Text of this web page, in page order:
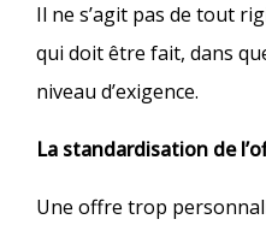
Il ne s’agit pas de tout
qui doit être fait, dans
niveau d’exigence.
La standardisation de
Une offre trop